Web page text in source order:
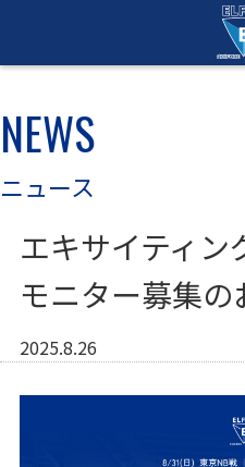
NEWS
ニュース
エキサイティン
モニター募集の
2025.8.26